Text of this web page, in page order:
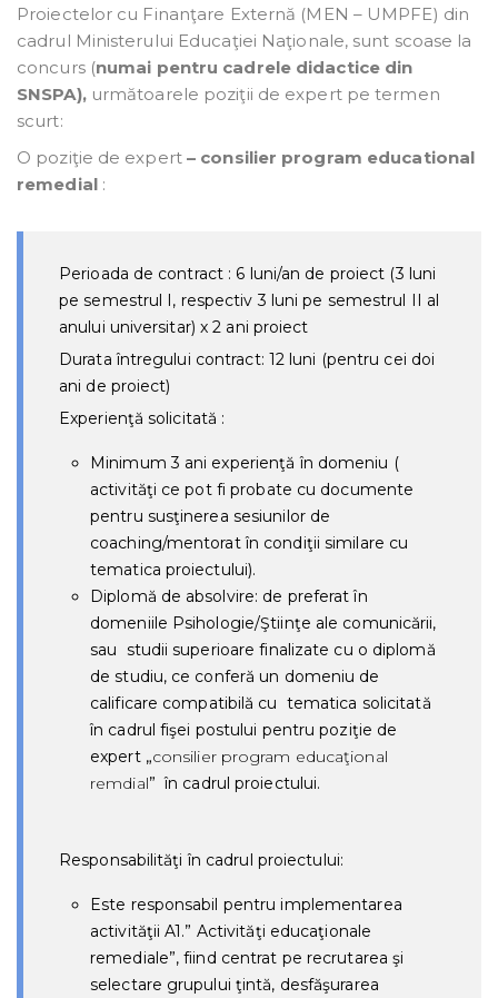
Proiectelor cu Finanţare Externă (MEN – UMPFE) din
cadrul Ministerului Educaţiei Naţionale, sunt scoase la
concurs (numai pentru cadrele didactice din
SNSPA),următoarele poziţii de expert pe termen
scurt:
O poziţie de expert – consilier program educational
remedial:
Perioada de contract : 6 luni/an de proiect (3 luni
pe semestrul I, respectiv 3 luni pe semestrul II al
anului universitar) x 2 ani proiect
Durata întregului contract: 12 luni (pentru cei doi
ani de proiect)
Experienţă solicitată :
Minimum 3 ani experienţă în domeniu (
activităţi ce pot fi probate cu documente
pentru susţinerea sesiunilor de
coaching/mentorat în condiţii similare cu
tematica proiectului).
Diplomă de absolvire: de preferat în
domeniile Psihologie/Ştiinţe ale comunicării,
sau studii superioare finalizate cu o diplomă
de studiu, ce conferă un domeniu de
calificare compatibilă cu tematica solicitată
în cadrul fişei postului pentru poziţie de
expert „consilier program educaţional
remdial” în cadrul proiectului.
Responsabilităţi în cadrul proiectului:
Este responsabil pentru implementarea
activităţii A1.” Activităţi educaţionale
remediale”, fiind centrat pe recrutarea şi
selectare grupului ţintă, desfăşurarea